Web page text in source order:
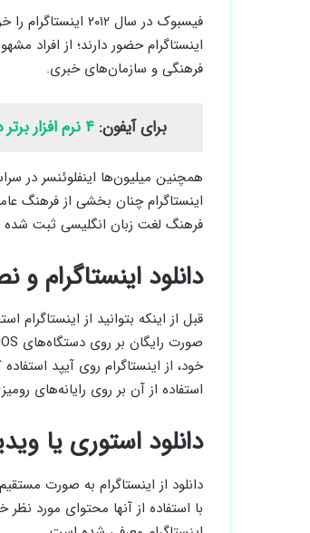
فیسبوک در سال
اینستاگرام حضور دارند؛ از افراد
فرهنگی و سازمان‌های خبری.
برای آیفون: ۴ نرم افزار برتر دانلود هر چیزی از اینستاگرام برای آیفون
همچنین میلیون‌ها اینفلوئنسر در
اینستاگرام چنان بخشی از فرهنگ
فرهنگ لغت زبان انگلیسی ثبت
دانلود
قبل از اینکه بتوانید از اینستاگرام
خود، از اینستاگرام روی آیپد
استفاده از آن بر روی رایانه‌های
دانلود استوری یا
دانلود از اینستاگرام به صورت
با استفاده از آنها محتوای مورد